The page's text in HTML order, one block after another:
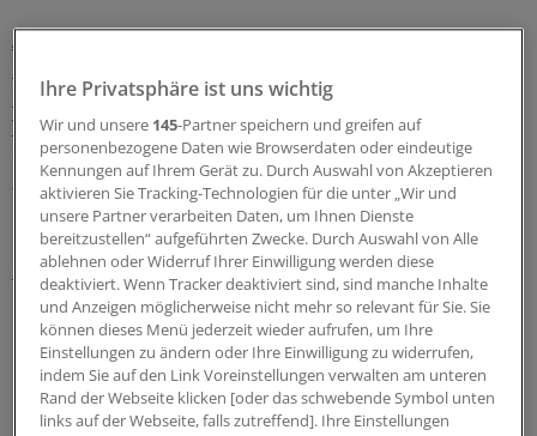
Anreize, eine Psychotherapie von vornherein so zu
30 Stunden "gesund" sind, könnten die Kapazität der
Therapeuten ebenfalls vergrößern.Positive Beispiele
dafür, dass das möglich ist, gibt es. Darauf ließe sich
aufbauen.
Lesen Sie dazu auch:Psychotherapeuten: KBV lobt
schnellen Terminservice
Schlagworte:
Ihre Privatsphäre ist uns wichtig
Wir und unsere 145-Partner speichern und greifen auf
personenbezogene Daten wie Browserdaten oder eindeutige
Kennungen auf Ihrem Gerät zu. Durch Auswahl von Akzeptieren
aktivieren Sie Tracking-Technologien für die unter „Wir und
unsere Partner verarbeiten Daten, um Ihnen Dienste
bereitzustellen“ aufgeführten Zwecke. Durch Auswahl von Alle
ablehnen oder Widerruf Ihrer Einwilligung werden diese
deaktiviert. Wenn Tracker deaktiviert sind, sind manche Inhalte
und Anzeigen möglicherweise nicht mehr so relevant für Sie. Sie
können dieses Menü jederzeit wieder aufrufen, um Ihre
Einstellungen zu ändern oder Ihre Einwilligung zu widerrufen,
indem Sie auf den Link Voreinstellungen verwalten am unteren
Rand der Webseite klicken [oder das schwebende Symbol unten
links auf der Webseite, falls zutreffend]. Ihre Einstellungen